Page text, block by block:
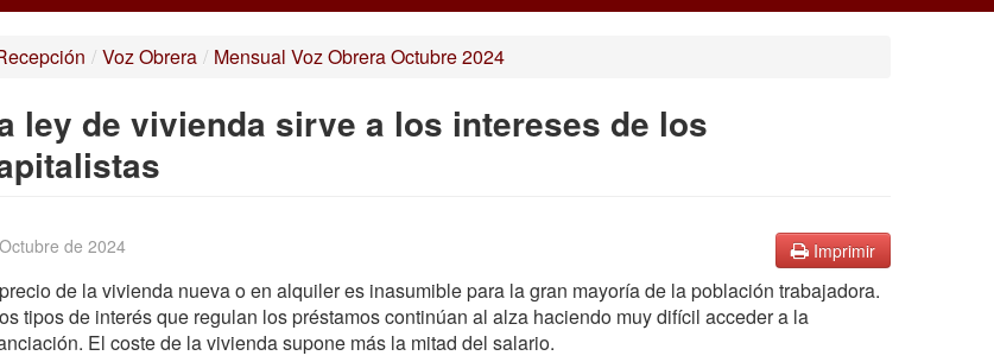
/ Voz Obrera / Mensual Voz Obrera Octubre 2024
ley de vivienda sirve a los intereses de los
Imprimir
Octubre de 2024
de la vivienda nueva o en alquiler es inasumible para la gran mayoría de la población trabajadora.
tipos de interés que regulan los préstamos continúan al alza haciendo muy difícil acceder a la
El coste de la vivienda supone más la mitad del salario.